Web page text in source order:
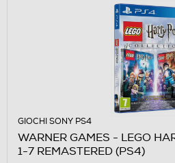
GIOCHI SONY PS4
WARNER GAMES - LEGO
1-7 REMASTERED (PS4)